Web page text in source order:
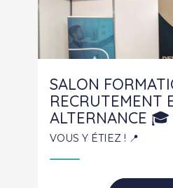
SALON
RECRUTEMENT
ALTERNANCE 🎓
VOUS Y ÉTIEZ ! 📍